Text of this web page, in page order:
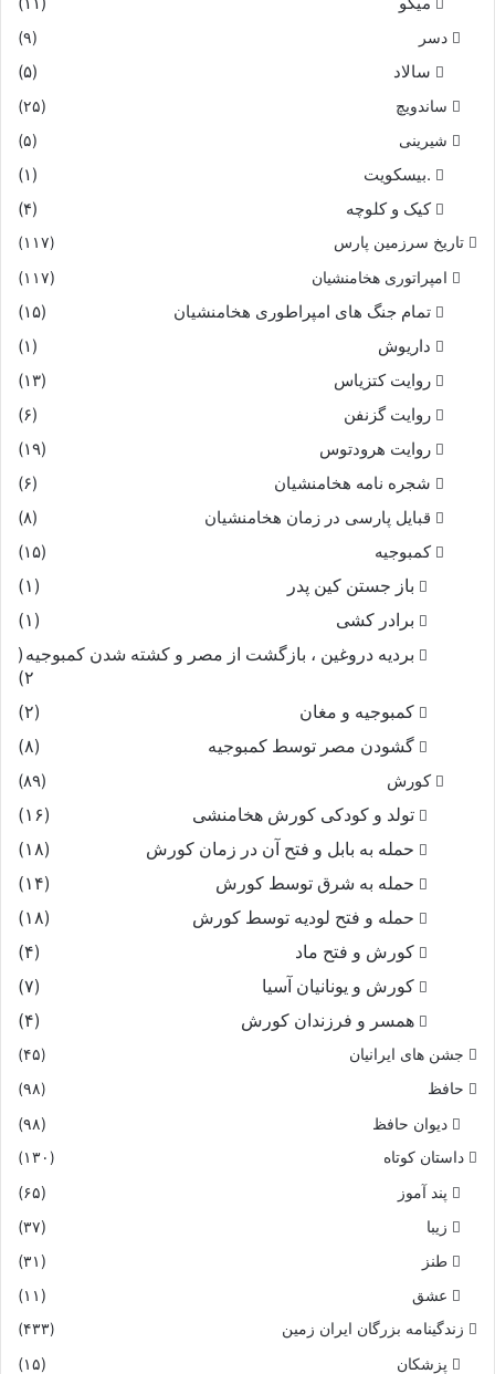
دسر (۹)
سالاد (۵)
ساندویچ
(۲۵)
شیرینی
(۵)
.بیسکویت
(۱)
کیک و کلوچه
(۴)
تاریخ سرزمین پارس (۱۱۷)
امپراتوری هخامنشیان (۱۱۷)
تمام جنگ های امپراطوری هخامنشیان
(۱۵)
داریوش
(۱)
روایت کتزیاس
(۱۳)
روایت گزنفن
(۶)
روایت هرودتوس
(۱۹)
شجره نامه هخامنشیان
(۶)
قبایل پارسی در زمان هخامنشیان
(۸)
کمبوجیه
(۱۵)
باز جستن کین پدر
(۱)
برادر کشی
(۱)
بردیه دروغین ، بازگشت از مصر و کشته شدن کمبوجیه (
۲)
کمبوجیه و مغان
(۲)
گشودن مصر توسط کمبوجیه
(۸)
کورش
(۸۹)
تولد و کودکی کورش هخامنشی
(۱۶)
حمله به بابل و فتح آن در زمان کورش
(۱۸)
حمله به شرق توسط کورش
(۱۴)
حمله و فتح لودیه توسط کورش
(۱۸)
کورش و فتح ماد
(۴)
کورش و یونانیان آسیا
(۷)
همسر و فرزندان کورش
(۴)
جشن های ایرانیان
(۴۵)
حافظ
(۹۸)
دیوان حافظ (۹۸)
داستان کوتاه (۱۳۰)
پند آموز
(۶۵)
زیبا
(۳۷)
طنز
(۳۱)
عشق
(۱۱)
زندگینامه بزرگان ایران زمین (۴۳۳)
پزشکان
(۱۵)